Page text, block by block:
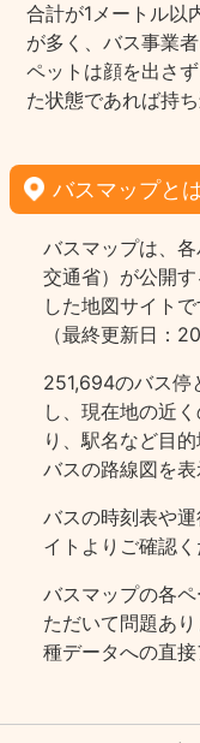
合計が1メートル以
が多く、バス事業
ペットは顔を出さ
た状態であれば持
バスマップと
バスマップは、
交通省）が公開
した地図サイトで
（最終更新日：
251,694のバス
し、現在地の近
り、駅名など目
バスの路線図を表
バスの時刻表や
イトよりご確認く
バスマップの各
ただいて問題あ
種データへの直接